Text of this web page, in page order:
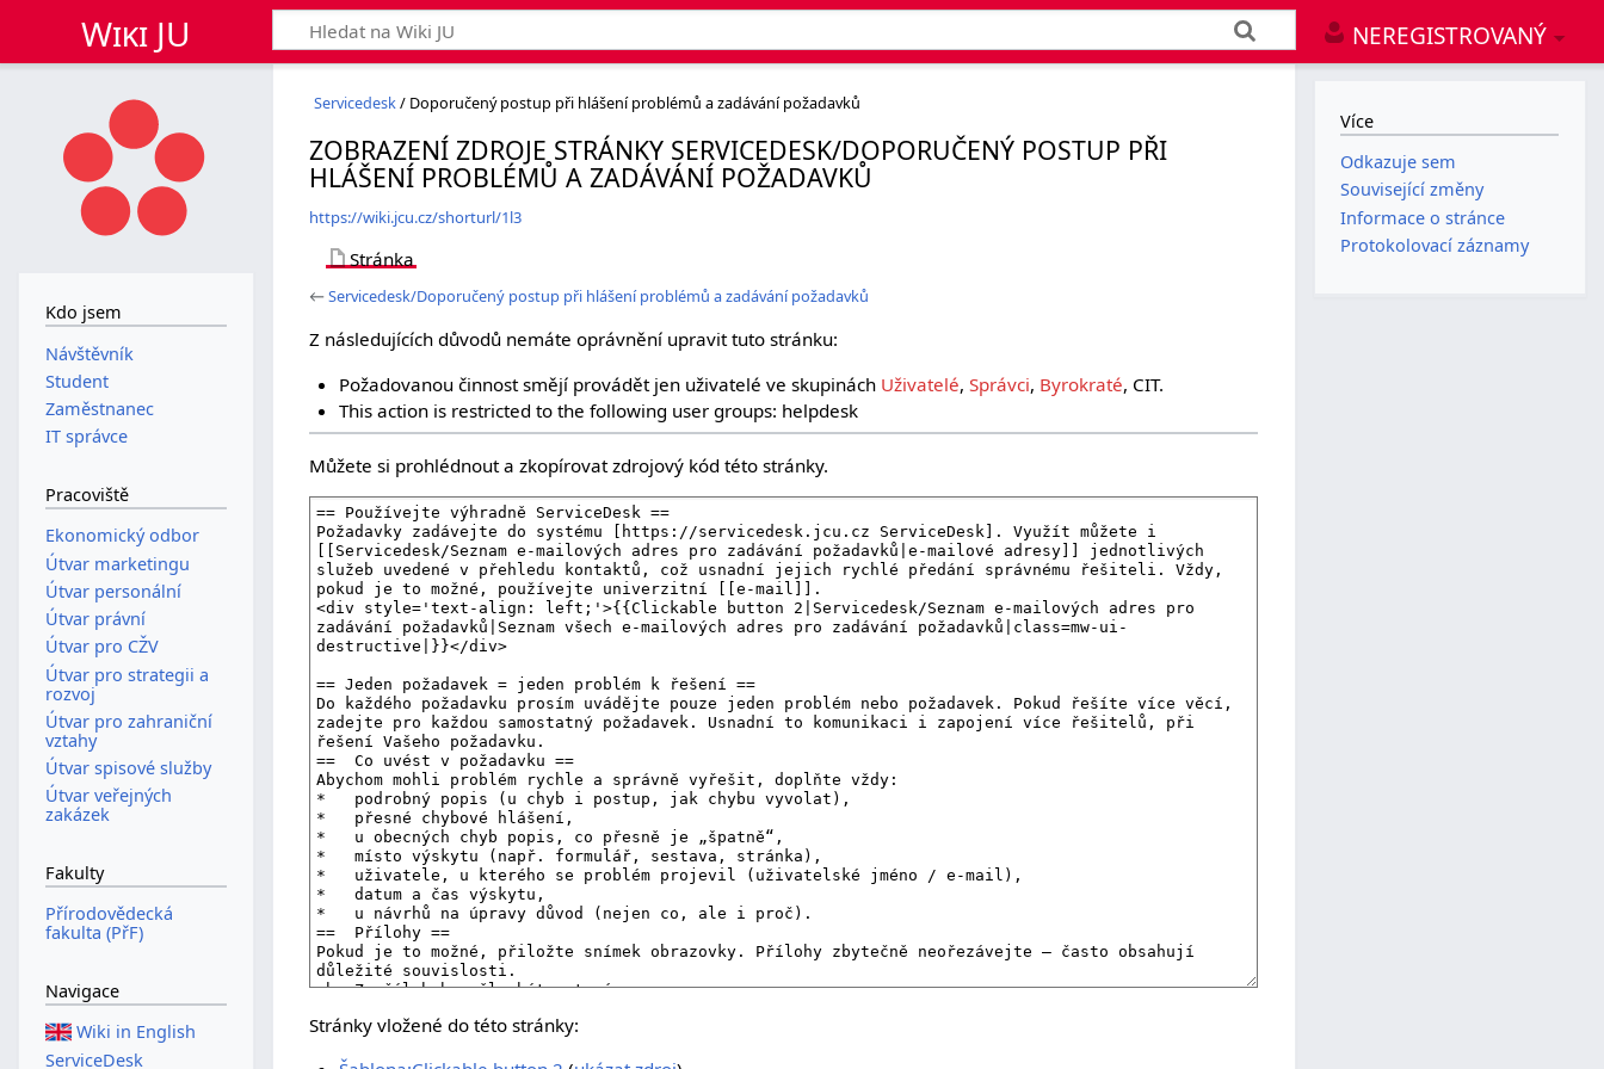
NEREGISTROVANÝ
Wiki JU
Servicedesk/ Doporučený postup při hlášení problémů a zadávání požadavků
ZOBRAZENÍ ZDROJE STRÁNKY SERVICEDESK/DOPORUČENÝ POSTUP PŘI
HLÁŠENÍ PROBLÉMŮ A ZADÁVÁNÍ POŽADAVKŮ
https://wiki.jcu.cz/shorturl/1l3
Stránka
←Servicedesk/Doporučený postup při hlášení problémů a zadávání požadavků
Z následujících důvodů nemáte oprávnění upravit tuto stránku:
Požadovanou činnost smějí provádět jen uživatelé ve skupinách Uživatelé, Správci, Byrokraté, CIT.
This action is restricted to the following user groups: helpdesk
Můžete si prohlédnout a zkopírovat zdrojový kód této stránky.
Stránky vložené do této stránky:
Kdo jsem
Návštěvník
Student
Zaměstnanec
IT správce
Pracoviště
Ekonomický odbor
Útvar marketingu
Útvar personální
Útvar právní
Útvar pro CŽV
Útvar pro strategii a
rozvoj
Útvar pro zahraniční
vztahy
Útvar spisové služby
Útvar veřejných
zakázek
Fakulty
Přírodovědecká
fakulta (PřF)
Navigace
Wiki in English
ServiceDesk
Více
Odkazuje sem
Související změny
Informace o stránce
Protokolovací záznamy